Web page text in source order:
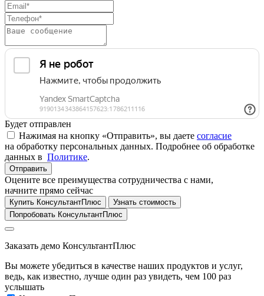
Будет отправлен
Нажимая на кнопку «Отправить», вы даете согласие
на обработку персональных данных. Подробнее об обработке
данных в Политике.
Отправить
Оцените все преимущества сотрудничества с нами,
начните прямо сейчас
Купить КонсультантПлюс
Узнать стоимость
Попробовать КонсультантПлюс
Заказать демо КонсультантПлюс
Вы можете убедиться в качестве наших продуктов и услуг,
ведь, как известно, лучше один раз увидеть, чем 100 раз
услышать